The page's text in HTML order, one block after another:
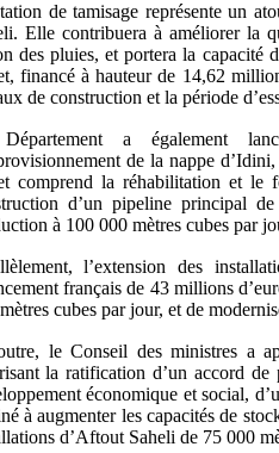
de tamisage représente un
Elle contribuera à améliorer la
des pluies, et portera la capacité
financé à hauteur de 14,62
de construction et la période
a également
de la nappe
comprend la réhabilitation et le
d’un pipeline principal
à 100 000 mètres cubes par
l’extension des
français de 43 millions
cubes par jour, et de
le Conseil des ministres a
la ratification d’un accord
économique et social,
à augmenter les capacités de
d’Aftout Saheli de 75 000